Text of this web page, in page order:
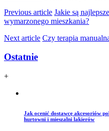
Previous article Jakie są
wymarzonego mieszkania?
Next article Czy terapia
Ostatnie
+
Jak ocenić dostawcę akcesoriów
hurtowni i mieszalni lakierów